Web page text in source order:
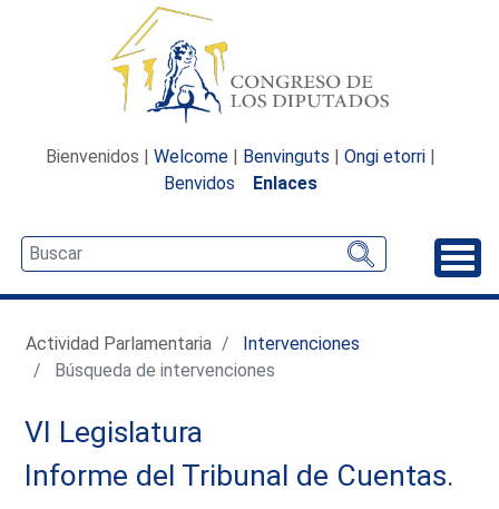
Bienvenidos | Welcome | Benvinguts | Ongi etorri |
Benvidos
Enlaces
Actividad Parlamentaria
Intervenciones
Búsqueda de intervenciones
VI Legislatura
Informe del Tribunal de Cuentas.